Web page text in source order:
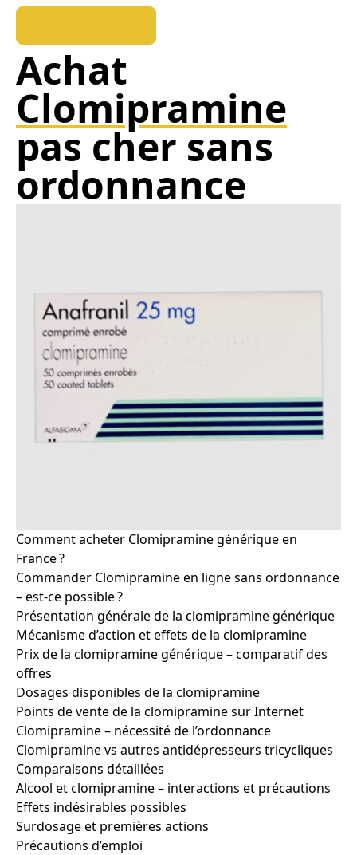
Achat
Clomipramine
pas cher sans
ordonnance
Comment acheter Clomipramine générique en
France ?
Commander Clomipramine en ligne sans ordonnance
– est-ce possible ?
Présentation générale de la clomipramine générique
Mécanisme d’action et effets de la clomipramine
Prix de la clomipramine générique – comparatif des
offres
Dosages disponibles de la clomipramine
Points de vente de la clomipramine sur Internet
Clomipramine – nécessité de l’ordonnance
Clomipramine vs autres antidépresseurs tricycliques
Comparaisons détaillées
Alcool et clomipramine – interactions et précautions
Effets indésirables possibles
Surdosage et premières actions
Précautions d’emploi